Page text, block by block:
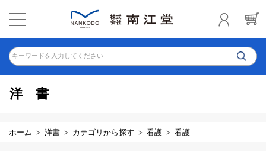
キーワードを入力してください
洋書
ホーム 洋書 カテゴリから探す 看護 看護